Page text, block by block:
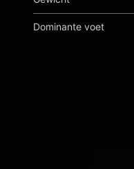
Dominante voet